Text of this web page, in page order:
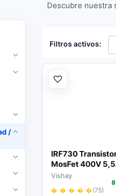
Descubre nuestra
Filtros activos:
IRF730
MosFet 400V
TO220A
Vishay
� � � � �(75)